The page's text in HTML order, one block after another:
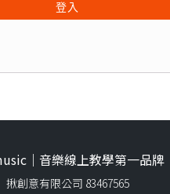
登入
｜音樂線上教學第一品牌
揪創意有限公司 83467565